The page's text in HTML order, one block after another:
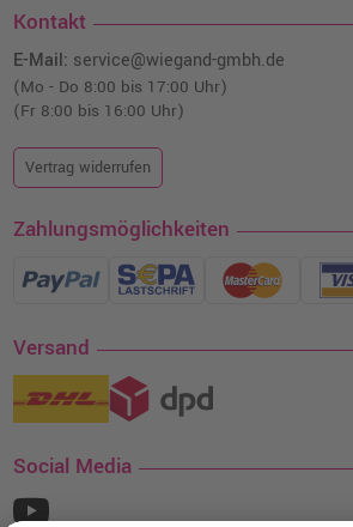
Kontakt
E-Mail: service@wiegand-gmbh.de
(Mo - Do 8:00 bis 17:00 Uhr)
(Fr 8:00 bis 16:00 Uhr)
Vertrag widerrufen
Zahlungsmöglichkeiten
Versand
Social Media